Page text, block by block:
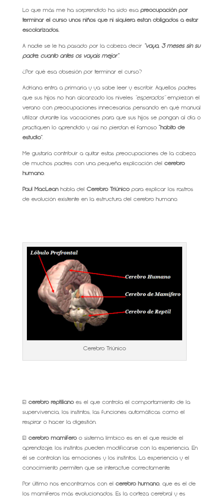
Lo que más me ha sorprendido ha sido esapreocupación por
terminar el curso unos niños que ni siquiera están obligados a estar
escolarizados.
A nadie se le ha pasado por la cabeza decir “vaya, 3 meses sin su
padre, cuanto antes os vayáis mejor”.
¿Por qué esa obsesión por terminar el curso?
Adriana entra a primaria y ya sabe leer y escribir. Aquellos padres
que sus hijos no han alcanzado los niveles “esperados”empiezan el
verano con preocupaciones innecesarias pensando en qué manual
utilizar durante las vacaciones para que sus hijos se pongan al día o
practiquen lo aprendido y así no pierdan el famoso “hábito de
estudio”.
Me gustaría contribuir a quitar estas preocupaciones de la cabeza
de muchos padres con una pequeña explicación del cerebro
humano.
Paul MacLeanhabla delCerebro Triúnicopara explicar los rastros
de evolución existente en la estructura del cerebro humano.
Cerebro Triúnico
El cerebro reptilianoes el que controla el comportamiento de la
supervivencia, los instintos, las funciones automáticas como el
respirar o hacer la digestión.
El cerebro mamíferoo sistema límbico es en el que reside el
aprendizaje, los instintos pueden modificarse con la experiencia. En
él se controlan las emociones y los instintos. La experiencia y el
conocimiento permiten que se interactue correctamente.
Por último nos encontramos con el cerebro humano, que es el de
los mamíferos más evolucionados. Es la corteza cerebral y es